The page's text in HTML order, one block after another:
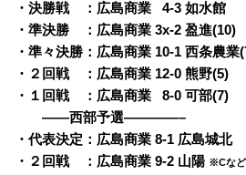
・決勝戦 ：広島商業
04-3 如水館
・準決勝 ：広島商業 3x-2 盈進(10)
・準々決勝：広島商業 10-1 西条農業
・２回戦 ：広島商業 12-0 熊野(5)
・１回戦 ：広島商業
08-0 可部(7)
・・——西部予選————–
・代表決定：広島商業 8-1 広島城北
・２回戦 ：広島商業 9-2 山陽 ※Cな